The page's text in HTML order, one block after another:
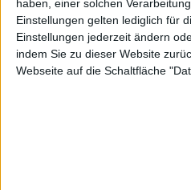
haben, einer solchen
Einstellungen gelten lediglich für
Einstellungen jederzeit ändern
indem Sie zu dieser Website
Webseite auf die Schaltfläche